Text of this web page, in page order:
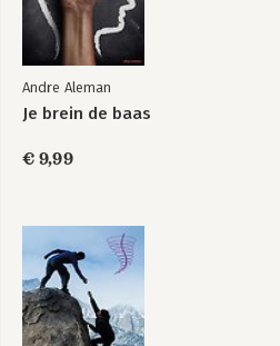
Cognitieve
neuropsychiatrie
8 Zen zijn – ‘Mindfulness is een
PSYCHIATRIE 153
9 Verward en boos – ‘Mensen met
10 Geschokt –
Bibliografie 184
Andre Aleman
Je brein de baas
€ 9,99